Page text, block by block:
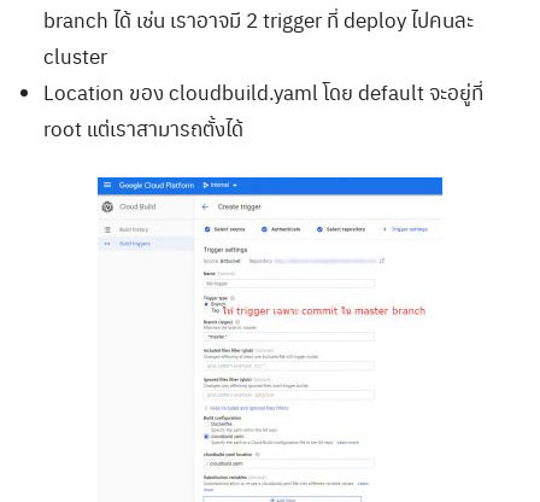
branch ได้ เช่น เราอาจมี 2 trigger ที่ deploy ไปคนละ
cluster
Location ของ cloudbuild.yaml โดย default จะอยู่ที่
root แต่เราสามารถตั้งได้